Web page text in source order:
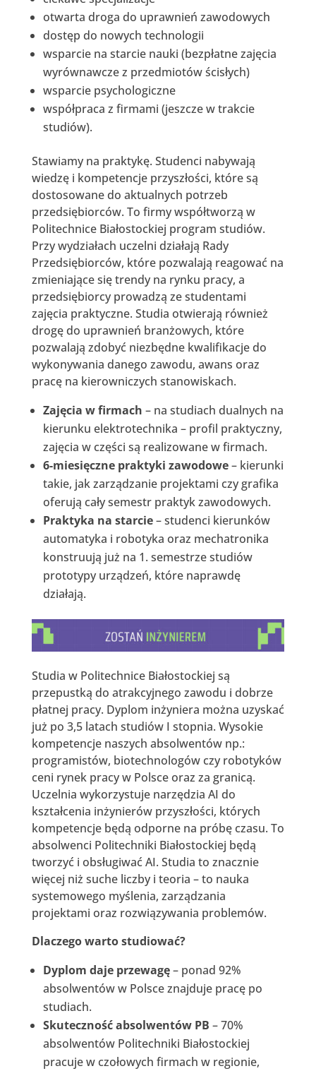
otwarta droga do uprawnień zawodowych
dostęp do nowych technologii
wsparcie na starcie nauki (bezpłatne zajęcia
wyrównawcze z przedmiotów ścisłych)
wsparcie psychologiczne
współpraca z firmami (jeszcze w trakcie
studiów).
Stawiamy na praktykę. Studenci nabywają
wiedzę i kompetencje przyszłości, które są
dostosowane do aktualnych potrzeb
przedsiębiorców. To firmy współtworzą w
Politechnice Białostockiej program studiów.
Przy wydziałach uczelni działają Rady
Przedsiębiorców, które pozwalają reagować na
zmieniające się trendy na rynku pracy, a
przedsiębiorcy prowadzą ze studentami
zajęcia praktyczne. Studia otwierają również
drogę do uprawnień branżowych, które
pozwalają zdobyć niezbędne kwalifikacje do
wykonywania danego zawodu, awans oraz
pracę na kierowniczych stanowiskach.
Zajęcia w firmach – na studiach dualnych na
kierunku elektrotechnika – profil praktyczny,
zajęcia w części są realizowane w firmach.
6-miesięczne praktyki zawodowe– kierunki
takie, jak zarządzanie projektami czy grafika
oferują cały semestr praktyk zawodowych.
Praktyka na starcie– studenci kierunków
automatyka i robotyka oraz mechatronika
konstruują już na 1. semestrze studiów
prototypy urządzeń, które naprawdę
działają.
Studia w Politechnice Białostockiej są
przepustką do atrakcyjnego zawodu i dobrze
płatnej pracy. Dyplom inżyniera można uzyskać
już po 3,5 latach studiów I stopnia. Wysokie
kompetencje naszych absolwentów np.:
programistów, biotechnologów czy robotyków
ceni rynek pracy w Polsce oraz za granicą.
Uczelnia wykorzystuje narzędzia AI do
kształcenia inżynierów przyszłości, których
kompetencje będą odporne na próbę czasu. To
absolwenci Politechniki Białostockiej będą
tworzyć i obsługiwać AI. Studia to znacznie
więcej niż suche liczby i teoria – to nauka
systemowego myślenia, zarządzania
projektami oraz rozwiązywania problemów.
Dlaczego warto studiować?
Dyplom daje przewagę– ponad 92%
absolwentów w Polsce znajduje pracę po
studiach.
Skuteczność absolwentów PB – 70%
absolwentów Politechniki Białostockiej
pracuje w czołowych firmach w regionie,